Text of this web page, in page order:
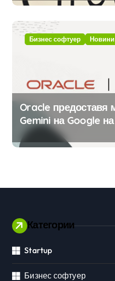
с помощта на
изкуствен интелект
Бизнес софтуер Новини
Oracle предоставя
Gemini на Google
клиенти на бизнес
приложения
Категории
Startup
Бизнес софтуер